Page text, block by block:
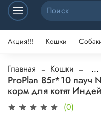
Акция!!! Кошки
Главная Кошки ...
ProPlan 85г*10 пауч
корм для котят
(0)